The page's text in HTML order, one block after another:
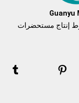
مستحضرات